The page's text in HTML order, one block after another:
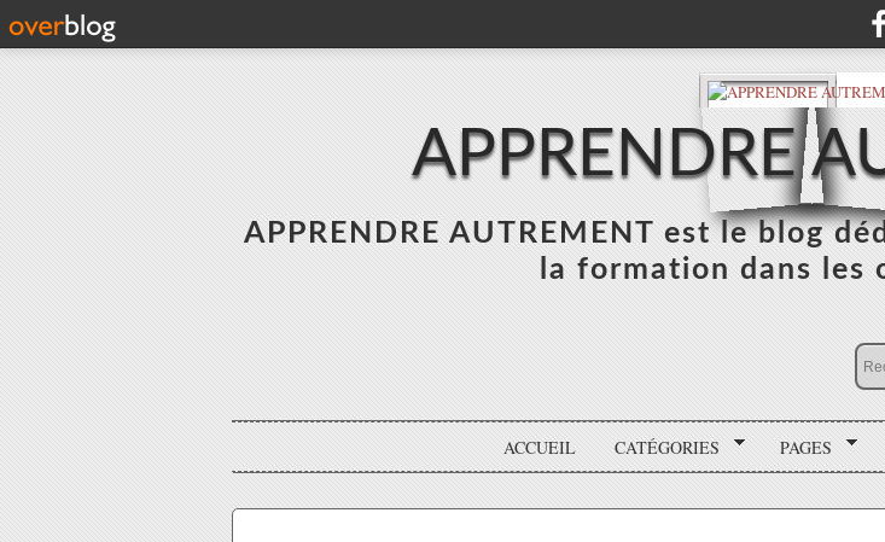
APPRENDRE
APPRENDRE AUTREMENT est le blog
la formation dans les
ACCUEIL CATÉGORIES PAGES